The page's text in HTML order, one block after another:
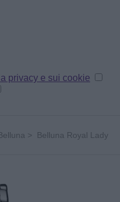
privacy e sui cookie
> Belluna Royal Lady